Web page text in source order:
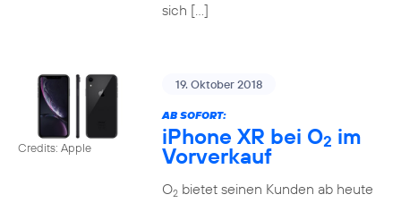
sich […]
Credits: Apple
19. Oktober 2018
AB SOFORT:
iPhone XR bei O2 im
Vorverkauf
O2bietet seinen Kunden ab heute